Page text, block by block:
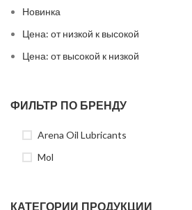
Новинка
Цена: от низкой к высокой
Цена: от высокой к низкой
ФИЛЬТР ПО БРЕНДУ
Arena Oil Lubricants
Mol